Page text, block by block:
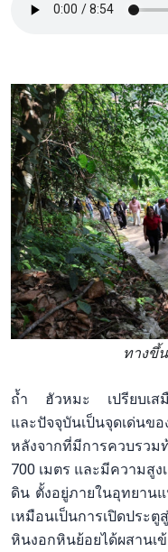
ทางขึ้
ถ้ำ ฮัวหมะ เปรียบเส
และปัจจุบันเป็นจุดเด่นขอ
หลังจากที่มีการควบรว
700 เมตร และมีความสู
ดิน ตั้งอยู่ภายในอุทยานแ
เหมือนเป็นการเปิดประ
หินงอกหินย้อยได้ผสานเ